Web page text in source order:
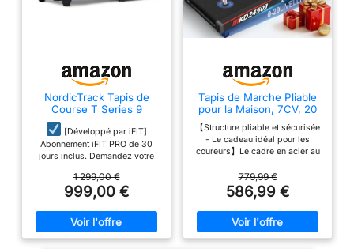
NordicTrack Tapis de
Course T Series 9
[Développé par iFIT]
Abonnement iFIT PRO de 30
jours inclus. Demandez votre
amazon@nordictrack.fr et
explorez tout le potentiel de
NordicTrack avec iFIT -
séances d’entraînement et
fonctionnalités pour une
1 299,00 €
999,00 €
Tapis de Marche Pliable
pour la Maison, 7CV, 20
Automatique, 1-18km/h,
Charge 180KG, Tapis de
Course pour Personnes
LED, Haut-Parleurs
Bluetooth, Silencieux
【Structure pliable et sécurisée
- Le cadeau idéal pour les
coureurs】Le cadre en acier au
amortisseurs intégrés protègent
vos articulations, un atout
essentiel pour les entraînements
de longue distance. Pliable et
équipé de roulettes de transport
pour un rangement facile.
779,99 €
586,99 €